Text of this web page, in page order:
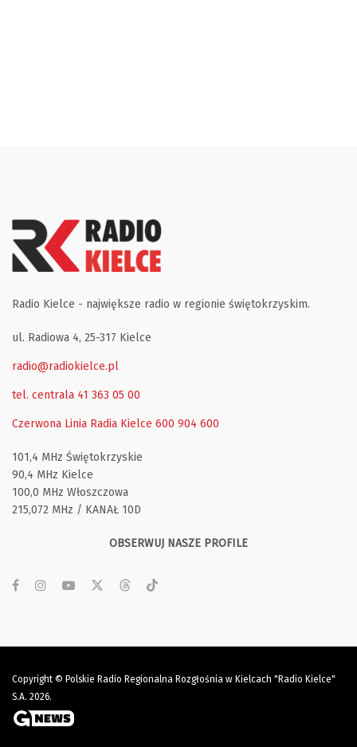
Radio Kielce - największe radio w regionie świętokrzyskim.
ul. Radiowa 4, 25-317 Kielce
radio@radiokielce.pl
tel. centrala 41 363 05 00
Czerwona Linia Radia Kielce 600 904 600
101,4 MHz Świętokrzyskie
90,4 MHz Kielce
100,0 MHz Włoszczowa
215,072 MHz / KANAŁ 10D
OBSERWUJ NASZE PROFILE
Copyright © Polskie Radio Regionalna Rozgłośnia w Kielcach "Radio Kielce"
S.A. 2026.